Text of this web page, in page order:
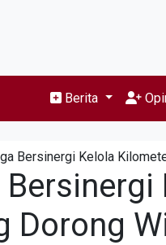
Berita
Bersinergi Kelola
Dorong